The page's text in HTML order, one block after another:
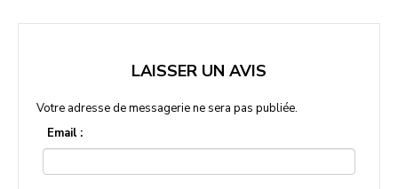
LAISSER UN AVIS
Votre adresse de messagerie ne sera pas publiée.
Email :